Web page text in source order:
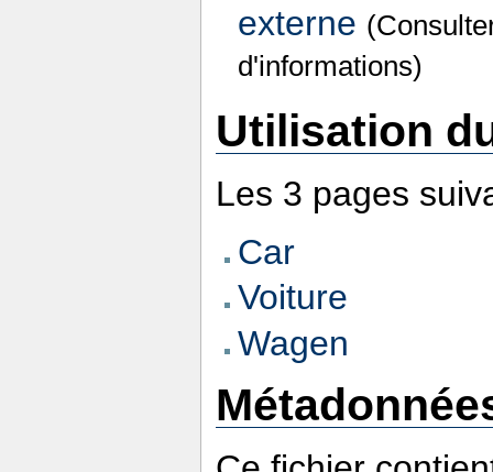
externe
d'informations)
Utilisation
Les 3 pages
Car
Voiture
Wagen